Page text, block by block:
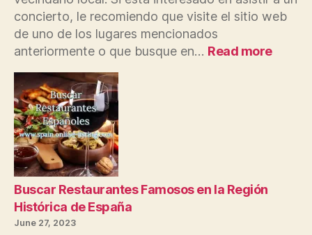
concierto, le recomiendo que visite el sitio web
de uno de los lugares mencionados
anteriormente o que busque en… Read more:
Buscar Restaurantes Famosos en la Región
Histórica de España
June 27, 2023